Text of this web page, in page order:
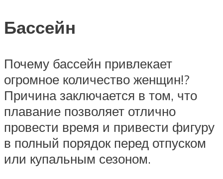
Бассейн
Почему бассейн привлекает
огромное количество женщин!?
Причина заключается в том, что
плавание позволяет отлично
провести время и привести фигуру
в полный порядок перед отпуском
или купальным сезоном.